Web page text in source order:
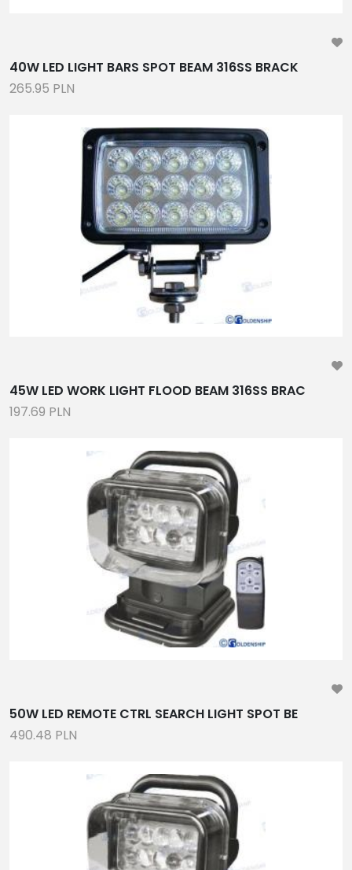
40W LED LIGHT BARS SPOT BEAM 316SS BRACK
265.95 PLN
45W LED WORK LIGHT FLOOD BEAM 316SS BRAC
197.69 PLN
50W LED REMOTE CTRL SEARCH LIGHT SPOT BE
490.48 PLN